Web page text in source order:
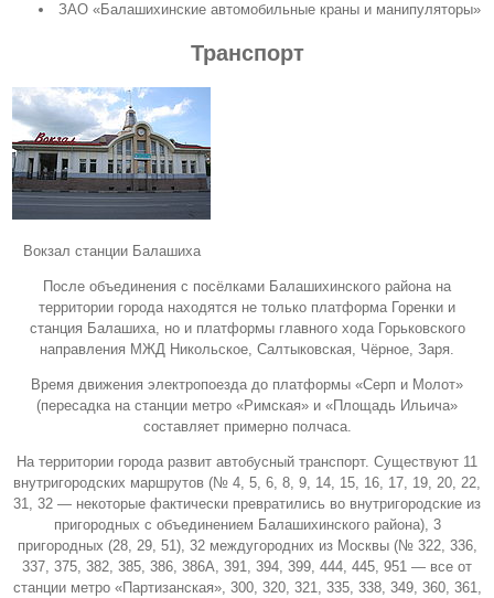
ЗАО «Балашихинские автомобильные краны и манипуляторы»
Транспорт
Вокзал станции Балашиха
После объединения с посёлками Балашихинского района на
территории города находятся не только платформа Горенки и
станция Балашиха, но и платформы главного хода Горьковского
направления МЖД Никольское, Салтыковская, Чёрное, Заря.
Время движения электропоезда до платформы «Серп и Молот»
(пересадка на станции метро «Римская» и «Площадь Ильича»
составляет примерно полчаса.
На территории города развит автобусный транспорт. Существуют 11
внутригородских маршрутов (№ 4, 5, 6, 8, 9, 14, 15, 16, 17, 19, 20, 22,
31, 32 — некоторые фактически превратились во внутригородские из
пригородных с объединением Балашихинского района), 3
пригородных (28, 29, 51), 32 междугородних из Москвы (№ 322, 336,
337, 375, 382, 385, 386, 386А, 391, 394, 399, 444, 445, 951 — все от
станции метро «Партизанская», 300, 320, 321, 335, 338, 349, 360, 361,